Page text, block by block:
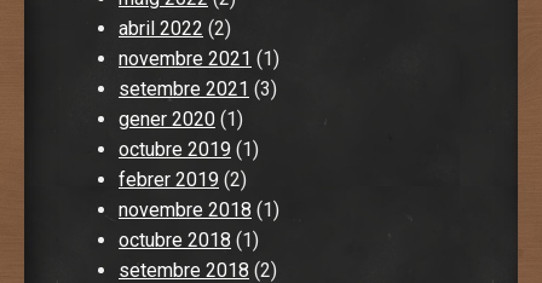
abril 2022 (2)
novembre 2021 (1)
setembre 2021 (3)
gener 2020 (1)
octubre 2019 (1)
febrer 2019 (2)
novembre 2018 (1)
octubre 2018 (1)
setembre 2018 (2)